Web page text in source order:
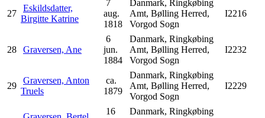
27
Eskildsdatter,
Birgitte Katrine
7
aug.
1818
Danmark, Ringkøbing
Amt, Bølling Herred,
Vorgod Sogn
I2216
28 Graversen, Ane
6
jun.
1884
Danmark, Ringkøbing
Amt, Bølling Herred,
Vorgod Sogn
I2232
29
Graversen, Anton
Truels
ca.
1879
Danmark, Ringkøbing
Amt, Bølling Herred,
Vorgod Sogn
I2229
16
Danmark, Ringkøbing